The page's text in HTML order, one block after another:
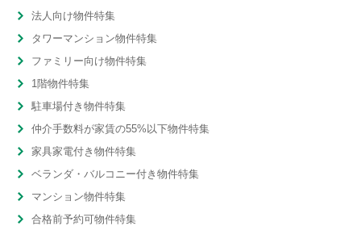
法人向け物件特集
タワーマンション物件特集
ファミリー向け物件特集
1階物件特集
駐車場付き物件特集
仲介手数料が家賃の55%以下物件特集
家具家電付き物件特集
ベランダ・バルコニー付き物件特集
マンション物件特集
合格前予約可物件特集